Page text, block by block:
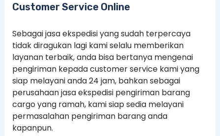
Customer Service Online
Sebagai jasa ekspedisi yang sudah terpercaya
tidak diragukan lagi kami selalu memberikan
layanan terbaik, anda bisa bertanya mengenai
pengiriman kepada customer service kami yang
siap melayani anda 24 jam, bahkan sebagai
perusahaan jasa ekspedisi pengiriman barang
cargo yang ramah, kami siap sedia melayani
permasalahan pengiriman barang anda
kapanpun.